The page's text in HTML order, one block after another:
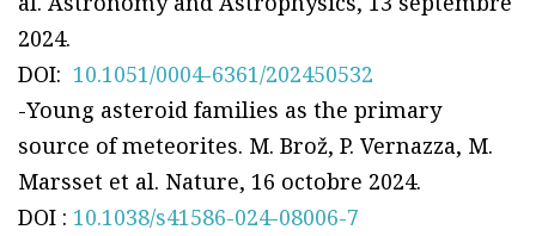
2024.
DOI: 10.1051/0004-6361/202450532
-Young asteroid families as the primary
source of meteorites. M. Brož, P. Vernazza, M.
Marsset et al. Nature, 16 octobre 2024.
DOI : 10.1038/s41586-024-08006-7